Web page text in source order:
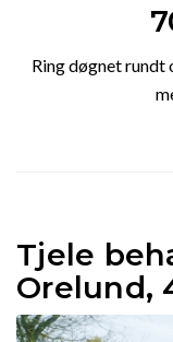
Ring døgnet rundt
Tjele
Orelund,